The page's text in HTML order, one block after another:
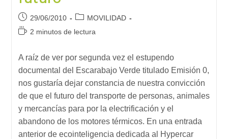
Publicación
de
29/06/2010
Categoría
de
MOVILIDAD
Tiempo
lectura:
2 minutos de lectura
A raíz de ver por segunda vez el estupendo
documental del Escarabajo Verde titulado Emisión 0,
nos gustaría dejar constancia de nuestra convicción
de que el futuro del transporte de personas, animales
y mercancías para por la electrificación y el
abandono de los motores térmicos. En una entrada
anterior de ecointeligencia dedicada al Hypercar